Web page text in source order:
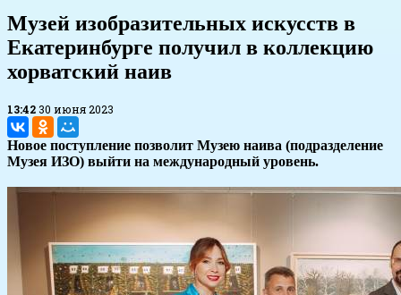
​Музей изобразительных искусств в
Екатеринбурге получил в коллекцию
хорватский наив
13:42 30 июня 2023
Новое поступление позволит Музею наива (подразделение
Музея ИЗО) выйти на международный уровень.